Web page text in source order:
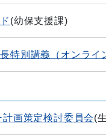
(幼保支援課)
特別講義（オンライ
画策定検討委員会(